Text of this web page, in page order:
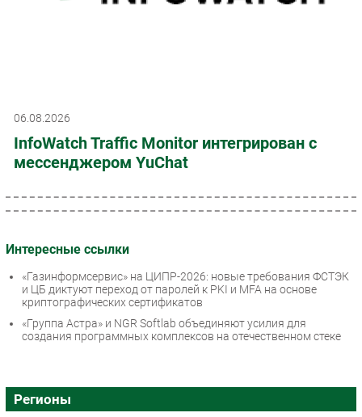
06.08.2026
InfoWatch Traffic Monitor интегрирован с
мессенджером YuChat
Интересные ссылки
«Газинформсервис» на ЦИПР-2026: новые требования ФСТЭК
и ЦБ диктуют переход от паролей к PKI и MFA на основе
криптографических сертификатов
«Группа Астра» и NGR Softlab объединяют усилия для
создания программных комплексов на отечественном стеке
Регионы